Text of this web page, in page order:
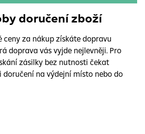
doručení zboží
ceny za nákup získáte dopravu
doprava vás vyjde nejlevněji. Pro
zásilky bez nutnosti čekat
doručení na výdejní místo nebo do